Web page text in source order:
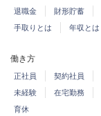
退職金
財形貯蓄
手取りとは
年収とは
働き方
正社員 契約社員
未経験
在宅勤務
育休